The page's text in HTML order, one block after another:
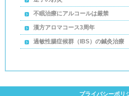
不眠治療にアルコールは厳禁
漢方アロマコース3周年
過敏性腸症候群（IBS）の鍼灸治療
プライバシーポリ